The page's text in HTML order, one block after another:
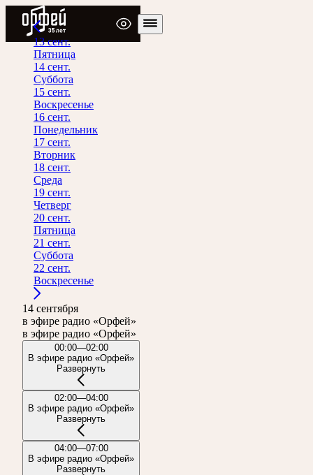
Радио Орфей
13 сент.
Пятница
14 сент.
Суббота
15 сент.
Воскресенье
16 сент.
Понедельник
17 сент.
Вторник
18 сент.
Среда
19 сент.
Четверг
20 сент.
Пятница
21 сент.
Суббота
22 сент.
Воскресенье
14 сентября
в эфире радио «Орфей»
в эфире радио «Орфей»
00:00—02:00
В эфире радио «Орфей»
Развернуть
02:00—04:00
В эфире радио «Орфей»
Развернуть
04:00—07:00
В эфире радио «Орфей»
Развернуть